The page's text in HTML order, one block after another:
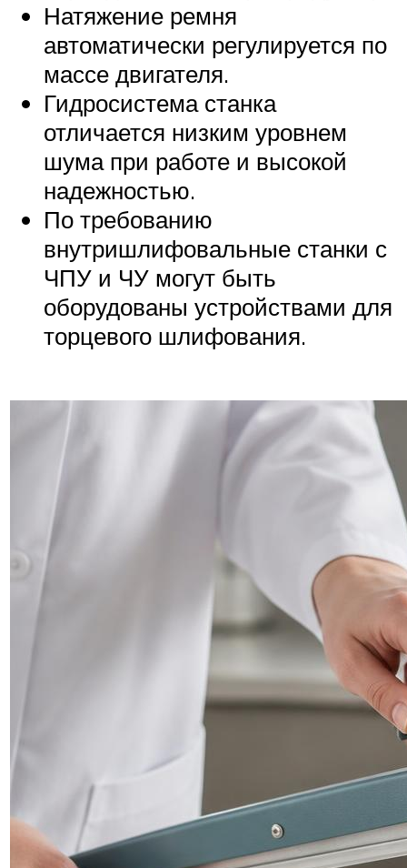
Натяжение ремня
автоматически регулируется по
массе двигателя.
Гидросистема станка
отличается низким уровнем
шума при работе и высокой
надежностью.
По требованию
внутришлифовальные станки с
ЧПУ и ЧУ могут быть
оборудованы устройствами для
торцевого шлифования.